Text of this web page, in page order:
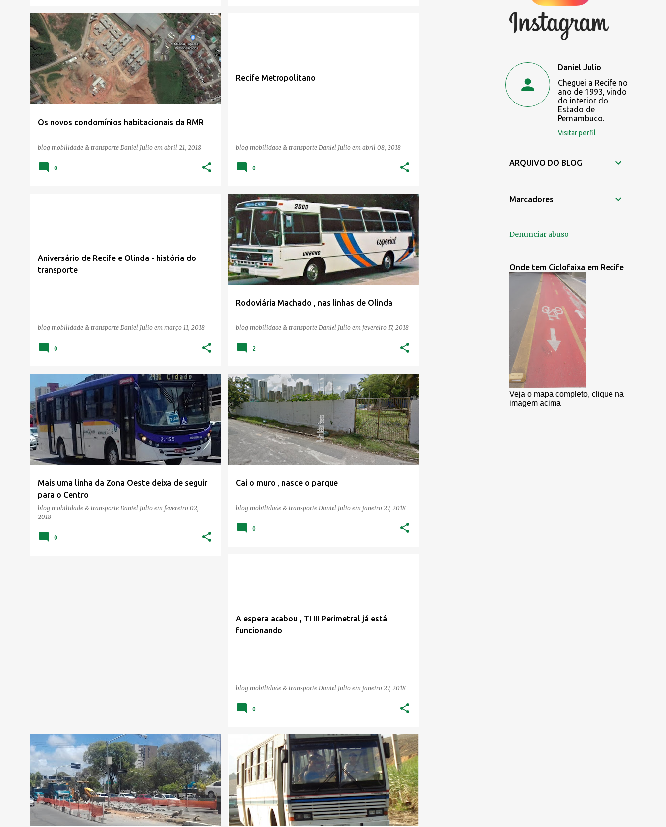
Os novos condomínios habitacionais da RMR
blog mobilidade & transporte Daniel Julio em abril 21, 2018
HABITAÇÃO MINHA CASA MINHA VIDA URBANISMO
0
Recife Metropolitano
blog mobilidade & transporte Daniel Julio em abril 08, 2018
0
Aniversário de Recife e Olinda - história do
transporte
blog mobilidade & transporte Daniel Julio em março 11, 2018
0
Rodoviária Machado , nas linhas de Olinda
blog mobilidade & transporte Daniel Julio em fevereiro 17, 2018
BUSOLOGIA NOSTALGIA RODOVIÁRIA MACHADO
2
Mais uma linha da Zona Oeste deixa de seguir
para o Centro
blog mobilidade & transporte Daniel Julio em fevereiro 02,
2018
CORREDOR LESTE OESTE MUDANÇA DE ITINERÁRIO
0
Cai o muro , nasce o parque
blog mobilidade & transporte Daniel Julio em janeiro 27, 2018
PARQUE SANTOS DUMONT URBANISMO
0
A espera acabou , TI III Perimetral já está
funcionando
blog mobilidade & transporte Daniel Julio em janeiro 27, 2018
0
MOBILIDADE TRÂNSITO TRANSPORTE BUSOLOGIA FAIXA AZUL DA AGAMENOM TRANSPORTE
Daniel Julio
Cheguei a Recife no
ano de 1993, vindo
do interior do
Estado de
Pernambuco.
Visitar perfil
ARQUIVO DO BLOG
Marcadores
Denunciar abuso
Onde tem Ciclofaixa em Recife
Veja o mapa completo, clique na
imagem acima